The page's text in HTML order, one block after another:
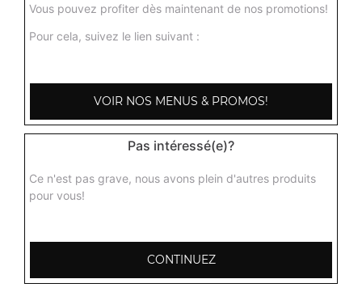
Vous pouvez profiter dès maintenant de nos promotions!
Pour cela, suivez le lien suivant :
VOIR NOS MENUS & PROMOS!
Pas intéressé(e)?
Ce n'est pas grave, nous avons plein d'autres produits
pour vous!
CONTINUEZ